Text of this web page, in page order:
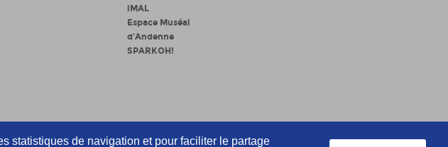
statistiques de navigation et pour faciliter le partage
iMAL
Espace Muséal
d'Andenne
SPARKOH!